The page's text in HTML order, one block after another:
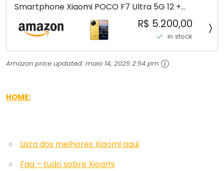
Smartphone Xiaomi POCO F7 Ultra 5G 12 +
256GB/16+512GB Processador Snapdragon 8 Elite
Top de Linha Chip VisionBoost D7 para Jogos
Pesados Tela Flow AMOLED 2K...
R$ 5.200,00
in stock
Amazon price updated: maio 14, 2025 2:54 pm
HOME:
Lista dos melhores Xiaomi aqui
Faq – tudo sobre Xioami